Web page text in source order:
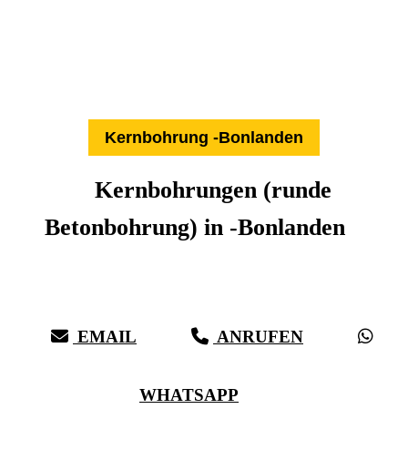
Kernbohrung -Bonlanden
Kernbohrungen (runde
Betonbohrung) in -Bonlanden
EMAIL ANRUFEN
WHATSAPP